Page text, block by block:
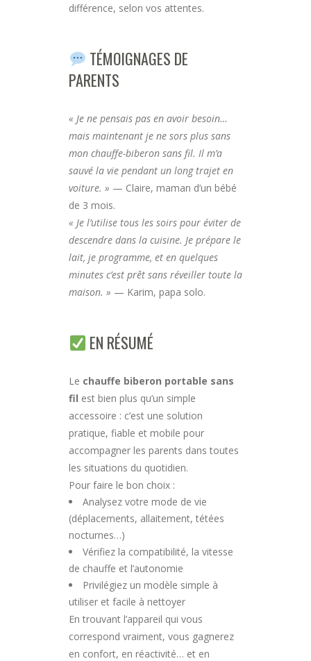
différence, selon vos attentes.
TÉMOIGNAGES DE
PARENTS
« Je ne pensais pas en avoir besoin…
mais maintenant je ne sors plus sans
mon chauffe-biberon sans fil. Il m’a
sauvé la vie pendant un long trajet en
voiture. » — Claire, maman d’un bébé
de 3 mois.
« Je l’utilise tous les soirs pour éviter de
descendre dans la cuisine. Je prépare le
lait, je programme, et en quelques
minutes c’est prêt sans réveiller toute la
maison. » — Karim, papa solo.
EN RÉSUMÉ
Le chauffe biberon portable sans
fil est bien plus qu’un simple
accessoire : c’est une solution
pratique, fiable et mobile pour
accompagner les parents dans toutes
les situations du quotidien.
Pour faire le bon choix :
Analysez votre mode de vie
(déplacements, allaitement, tétées
nocturnes…)
Vérifiez la compatibilité, la vitesse
de chauffe et l’autonomie
Privilégiez un modèle simple à
utiliser et facile à nettoyer
En trouvant l’appareil qui vous
correspond vraiment, vous gagnerez
en confort, en réactivité… et en